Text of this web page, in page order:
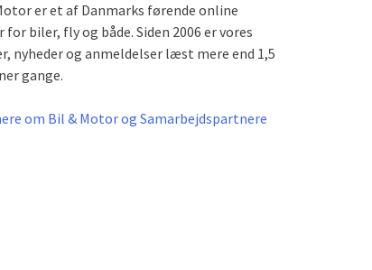
er et af Danmarks førende online
for biler, fly og både. Siden 2006 er vores
nyheder og anmeldelser læst mere end 1,5
gange.
om Bil & Motor og Samarbejdspartnere